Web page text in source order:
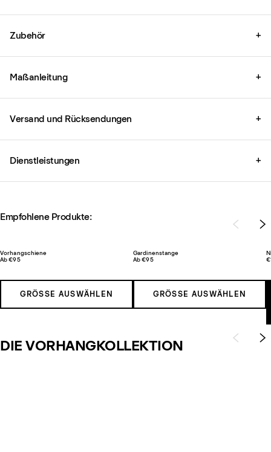
Zubehör +
Maßanleitung +
Versand und Rücksendungen +
Dienstleistungen +
Empfohlene Produkte:
Vorhangschiene
Ab €95
GRÖSSE AUSWÄHLEN
Gardinenstange
Ab €95
GRÖSSE AUSWÄHLEN
DIE VORHANGKOLLEKTION